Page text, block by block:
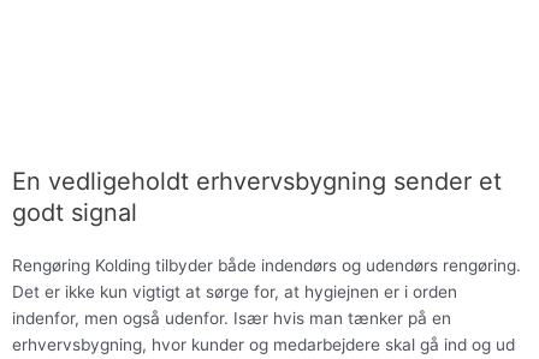
En vedligeholdt erhvervsbygning sender et
godt signal
Rengøring Kolding tilbyder både indendørs og udendørs rengøring.
Det er ikke kun vigtigt at sørge for, at hygiejnen er i orden
indenfor, men også udenfor. Især hvis man tænker på en
erhvervsbygning, hvor kunder og medarbejdere skal gå ind og ud